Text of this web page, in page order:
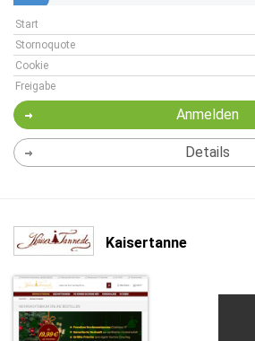
Start
Stornoquote
Cookie
Freigabe
Anmelden
Details
Kaisertanne